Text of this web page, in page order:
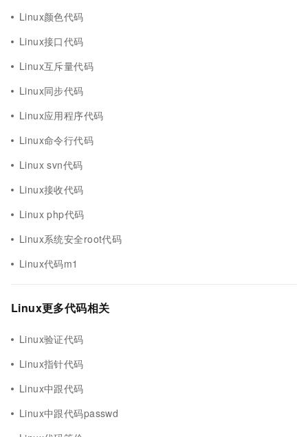
Linux颜色代码
Linux接口代码
Linux互斥量代码
Linux同步代码
Linux应用程序代码
Linux命令行代码
Linux svn代码
Linux接收代码
Linux php代码
Linux系统安全root代码
Linux代码m1
Linux更多代码相关
Linux验证代码
Linux指针代码
Linux中跟代码
Linux中跟代码passwd